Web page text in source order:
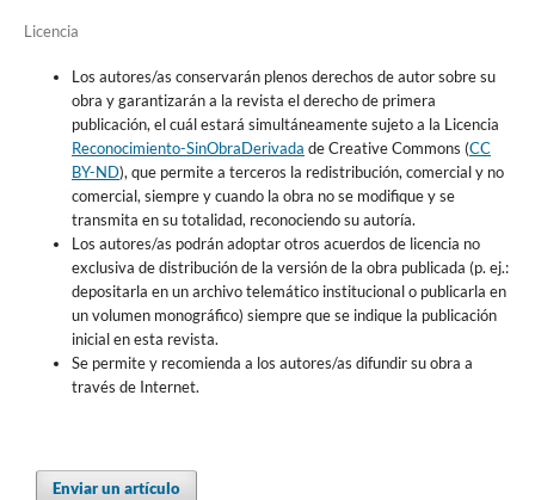
Licencia
Los autores/as conservarán plenos derechos de autor sobre su
obra y garantizarán a la revista el derecho de primera
publicación, el cuál estará simultáneamente sujeto a la Licencia
Reconocimiento-SinObraDerivada de Creative Commons (CC
BY-ND), que permite a terceros la redistribución, comercial y no
comercial, siempre y cuando la obra no se modifique y se
transmita en su totalidad, reconociendo su autoría.
Los autores/as podrán adoptar otros acuerdos de licencia no
exclusiva de distribución de la versión de la obra publicada (p. ej.:
depositarla en un archivo telemático institucional o publicarla en
un volumen monográfico) siempre que se indique la publicación
inicial en esta revista.
Se permite y recomienda a los autores/as difundir su obra a
través de Internet.
Enviar un artículo